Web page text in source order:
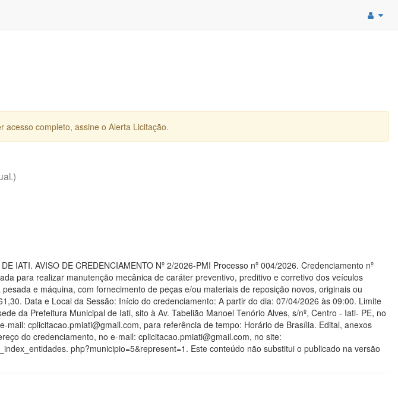
acesso completo, assine o Alerta Licitação.
IATI. AVISO DE CREDENCIAMENTO Nº 2/2026-PMI Processo nº 004/2026. Credenciamento nº
para realizar manutenção mecânica de caráter preventivo, preditivo e corretivo dos veículos
e máquina, com fornecimento de peças e/ou materiais de reposição novos, originais ou
Data e Local da Sessão: Início do credenciamento: A partir do dia: 07/04/2026 às 09:00. Limite
da Prefeitura Municipal de Iati, sito à Av. Tabelião Manoel Tenório Alves, s/nº, Centro - Iati- PE, no
mail: cplicitacao.pmiati@gmail.com, para referência de tempo: Horário de Brasília. Edital, anexos
do credenciamento, no e-mail: cplicitacao.pmiati@gmail.com, no site:
php?municipio=5&represent=1. Este conteúdo não substitui o publicado na versão